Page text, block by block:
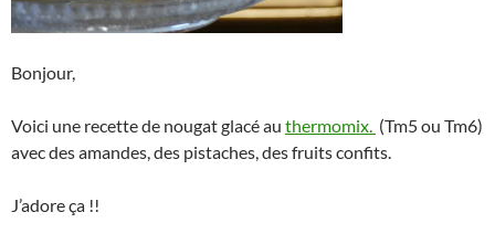
Bonjour,
Voici une recette de nougat glacé au thermomix. (Tm5 ou Tm6)
avec des amandes, des pistaches, des fruits confits.
J’adore ça !!